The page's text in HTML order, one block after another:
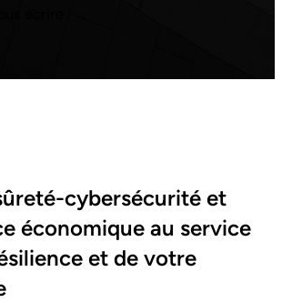
cybersécurité et
économique au service
et de votre